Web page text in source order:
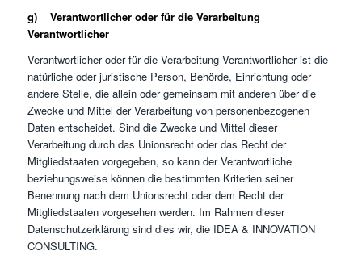
g) Verantwortlicher oder für die Verarbeitung
Verantwortlicher
Verantwortlicher oder für die Verarbeitung Verantwortlicher ist die
natürliche oder juristische Person, Behörde, Einrichtung oder
andere Stelle, die allein oder gemeinsam mit anderen über die
Zwecke und Mittel der Verarbeitung von personenbezogenen
Daten entscheidet. Sind die Zwecke und Mittel dieser
Verarbeitung durch das Unionsrecht oder das Recht der
Mitgliedstaaten vorgegeben, so kann der Verantwortliche
beziehungsweise können die bestimmten Kriterien seiner
Benennung nach dem Unionsrecht oder dem Recht der
Mitgliedstaaten vorgesehen werden. Im Rahmen dieser
Datenschutzerklärung sind dies wir, die IDEA & INNOVATION
CONSULTING.